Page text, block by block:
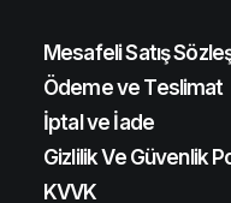
Mesafeli Satış
Ödeme ve Teslimat
İptal ve İade
Gizlilik Ve Güvenlik
KVVK